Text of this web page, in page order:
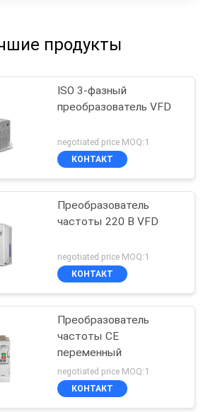
продукты
ISO 3-фазный
преобразователь VFD
negotiated price MOQ:1
КОНТАКТ
Преобразователь
частоты 220 В VFD
negotiated price MOQ:1
КОНТАКТ
Преобразователь
частоты CE
переменный
negotiated price MOQ:1
КОНТАКТ